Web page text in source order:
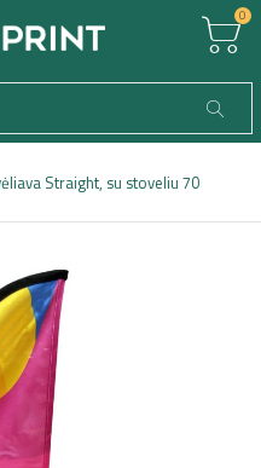
0
Straight, su stoveliu 70